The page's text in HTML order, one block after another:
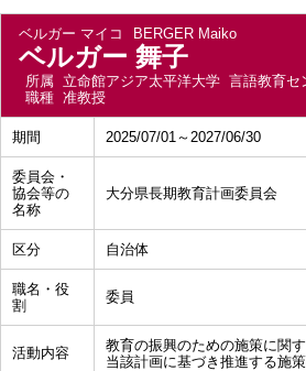
ベルガー マイコ BERGER Maiko
ベルガー 舞子
所属 立命館アジア太平洋大学 言語教育セ
職種 准教授
期間 2025/07/01～2027/06/30
委員会・
協会等の
名称
大分県長期教育計画委員会
区分 自治体
職名・役
割
委員
活動内容
教育の振興のための施策に関
当該計画に基づき推進する施